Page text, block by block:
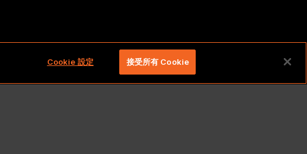
留一切權利。
Cookie 設定 接受所有 Cookie